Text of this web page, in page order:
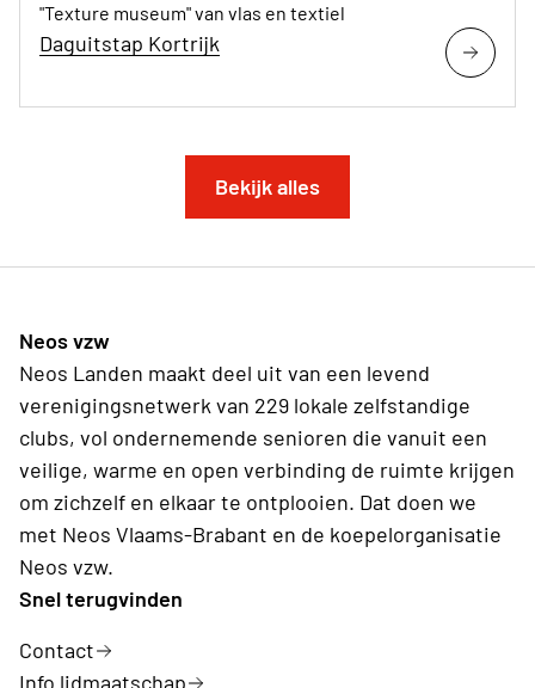
"Texture museum" van vlas en textiel
Daguitstap Kortrijk
Bekijk alles
Neos vzw
Neos Landen maakt deel uit van een levend
verenigingsnetwerk van 229 lokale zelfstandige
clubs, vol ondernemende senioren die vanuit een
veilige, warme en open verbinding de ruimte krijgen
om zichzelf en elkaar te ontplooien. Dat doen we
met Neos Vlaams-Brabant en de koepelorganisatie
Neos vzw.
Snel terugvinden
Contact
Info lidmaatschap